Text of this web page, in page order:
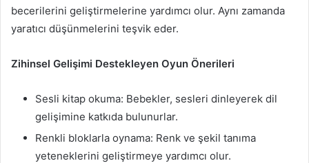
becerilerini geliştirmelerine yardımcı olur. Aynı zamanda
yaratıcı düşünmelerini teşvik eder.
Zihinsel Gelişimi Destekleyen Oyun Önerileri
Sesli kitap okuma: Bebekler, sesleri dinleyerek dil
gelişimine katkıda bulunurlar.
Renkli bloklarla oynama: Renk ve şekil tanıma
yeteneklerini geliştirmeye yardımcı olur.